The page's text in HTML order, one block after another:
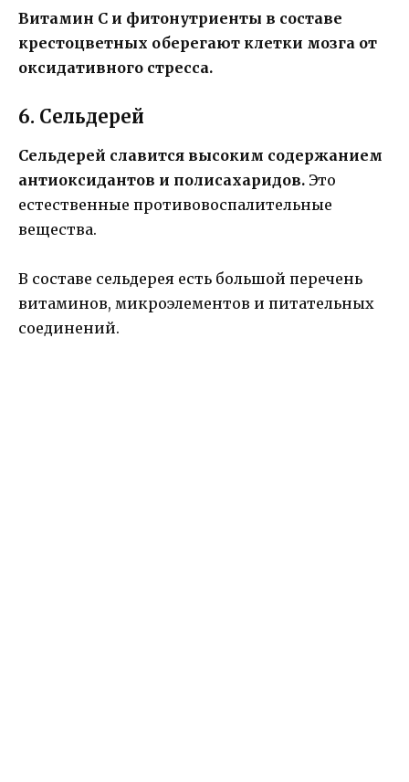
Витамин С и фитонутриенты в составе
крестоцветных оберегают клетки мозга от
оксидативного стресса.
6. Сельдерей
Сельдерей славится высоким содержанием
антиоксидантов и полисахаридов. Это
естественные противовоспалительные
вещества.
В составе сельдерея есть большой перечень
витаминов, микроэлементов и питательных
соединений.